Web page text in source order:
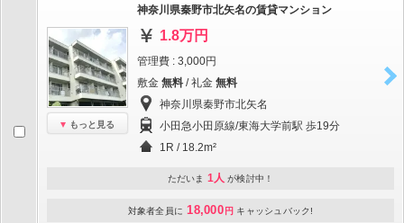
もっと見る
神奈川県秦野市北矢名の賃貸マンション
1.8万円
管理費 : 3,000円
敷金 無料 / 礼金 無料
神奈川県秦野市北矢名
小田急小田原線/東海大学前駅 歩19分
1R / 18.2m²
ただいま 1人 が検討中！
対象者全員に 18,000 円 キャッシュバック!